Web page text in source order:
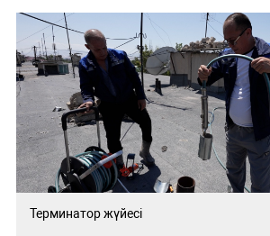
Терминатор жүйесі